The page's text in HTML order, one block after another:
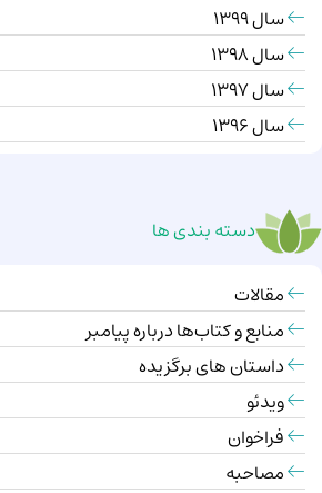
سال 1399
سال 1398
سال 1397
سال 1396
دسته بندی ها
مقالات
منابع و کتاب‌ها درباره پیامبر
داستان های برگزیده
ویدئو
فراخوان
مصاحبه